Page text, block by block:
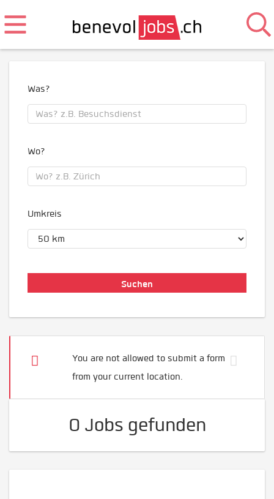
Was?
Wo?
Umkreis
You are not allowed to submit a form
from your current location.
0 Jobs gefunden